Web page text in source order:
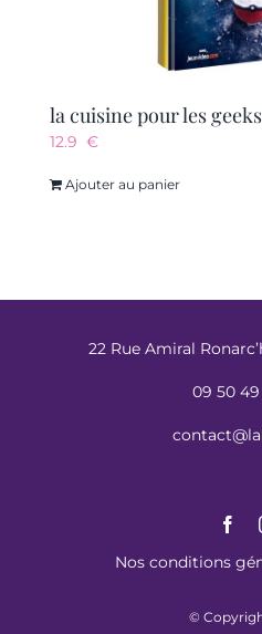
la cuisine pour les
12.9 €
Ajouter au panier
22 Rue Amiral
09 50 49
Nos conditions
©